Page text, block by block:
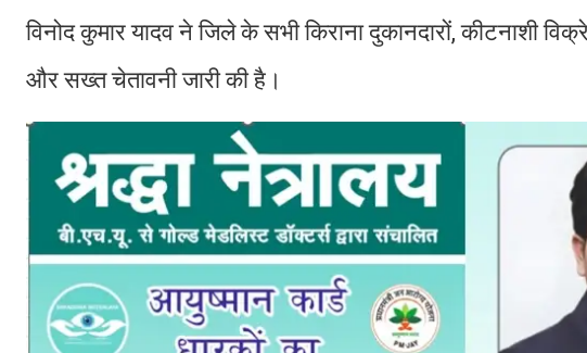
विनोद कुमार यादव ने जिले के सभी किराना दुकानदारों,
और सख्त चेतावनी जारी की है।